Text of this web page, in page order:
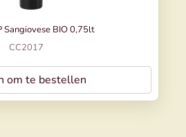
Sangiovese BIO 0,75lt
CC2017
om te bestellen